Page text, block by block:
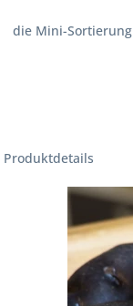
die Mini-
Produktdetails